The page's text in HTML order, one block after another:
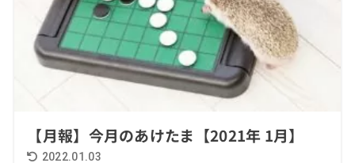
【月報】今月のあけたま【2021年 1月】
2022.01.03